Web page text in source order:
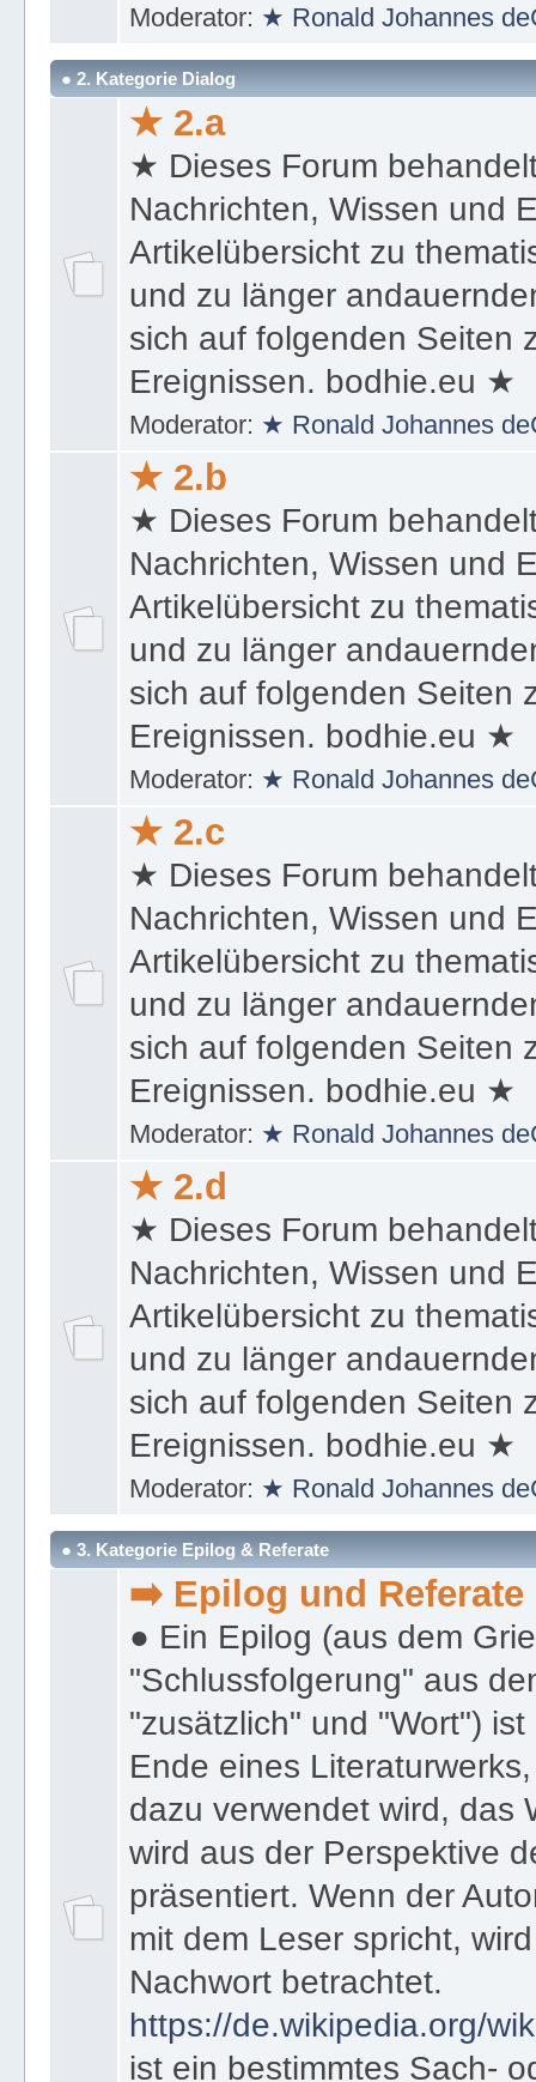
Ereignissen. bodhie.eu ★
Moderator:★ Ronald Johannes
● 2. Kategorie Dialog
★ 2.a
★ Dieses Forum
Nachrichten, Wissen und
Artikelübersicht zu
und zu länger
sich auf folgenden Seiten
Ereignissen. bodhie.eu ★
Moderator:
★ 2.b
★ Dieses Forum
Nachrichten, Wissen und
Artikelübersicht zu
und zu länger
sich auf folgenden Seiten
Ereignissen. bodhie.eu ★
Moderator:
★ 2.c
★ Dieses Forum
Nachrichten, Wissen und
Artikelübersicht zu
und zu länger
sich auf folgenden Seiten
Ereignissen. bodhie.eu ★
Moderator:
★ 2.d
★ Dieses Forum
Nachrichten, Wissen und
Artikelübersicht zu
und zu länger
sich auf folgenden Seiten
Ereignissen. bodhie.eu ★
Moderator:★ Ronald Johannes
● 3. Kategorie Epilog & Referate
➡️ Epilog und Referate
● Ein Epilog (aus dem
"Schlussfolgerung" aus
"zusätzlich" und "Wort")
Ende eines
dazu verwendet wird, das
wird aus der Perspektive
präsentiert. Wenn der
mit dem Leser spricht,
Nachwort betrachtet.
https://de.wikipedia.org/